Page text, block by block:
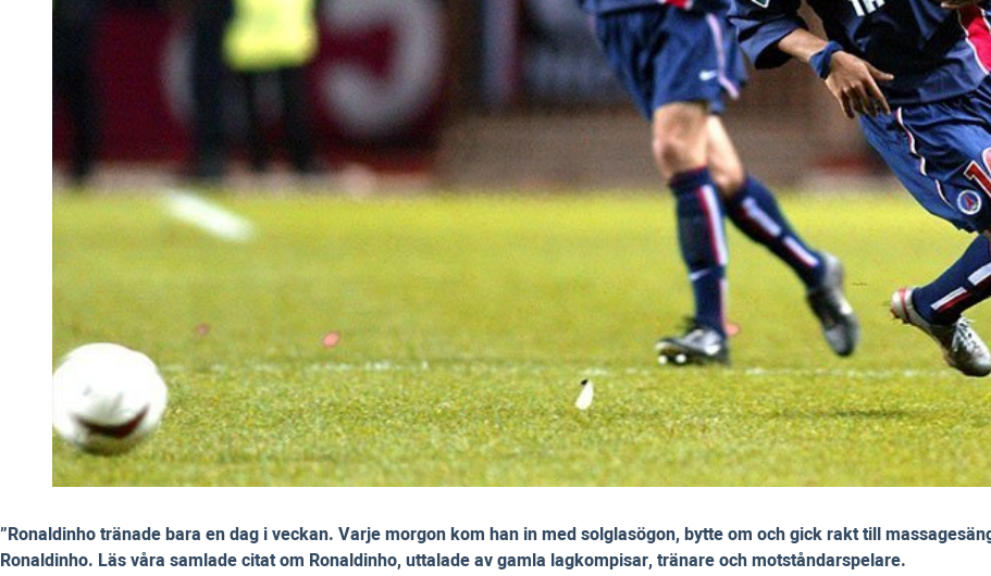
”Ronaldinho tränade bara en dag i veckan. Varje morgon kom han in med solglasögon, bytte om och gick rakt till
Ronaldinho. Läs våra samlade citat om Ronaldinho, uttalade av gamla lagkompisar, tränare och motståndarspelare.